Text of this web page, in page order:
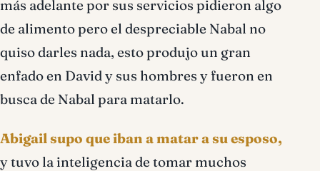
más adelante por sus servicios pidieron algo
de alimento pero el despreciable Nabal no
quiso darles nada, esto produjo un gran
enfado en David y sus hombres y fueron en
busca de Nabal para matarlo.
Abigail supo que iban a matar a su esposo,
y tuvo la inteligencia de tomar muchos